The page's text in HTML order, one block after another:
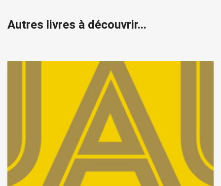
Autres livres à découvrir...